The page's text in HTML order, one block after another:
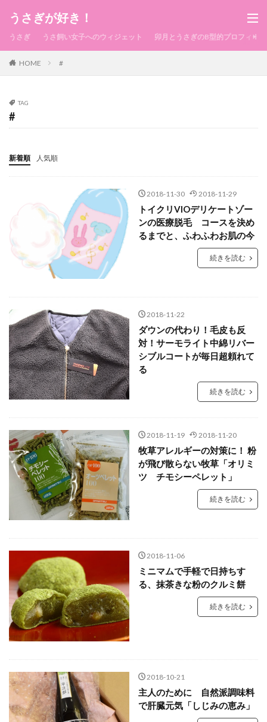
うさぎが好き！
うさぎ うさ飼い女子へのウィジェット 卯月とうさぎのB型的プロフィール
HOME #
TAG
#
新着順 人気順
2018-11-30 2018-11-29
トイクリVIOデリケートゾー
ンの医療脱毛 コースを決め
るまでと、ふわふわお肌の今
続きを読む
2018-11-22
ダウンの代わり！毛皮も反
対！サーモライト中綿リバー
シブルコートが毎日超頼れて
る
続きを読む
2018-11-19 2018-11-20
牧草アレルギーの対策に！ 粉
が飛び散らない牧草「オリミ
ツ チモシーペレット」
続きを読む
2018-11-06
ミニマムで手軽で日持ちす
る、抹茶きな粉のクルミ餅
続きを読む
2018-10-21
主人のために 自然派調味料
で肝臓元気「しじみの恵み」